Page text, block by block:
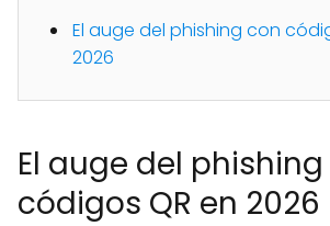
El auge del phishing con
2026
El auge del
códigos QR en 2026